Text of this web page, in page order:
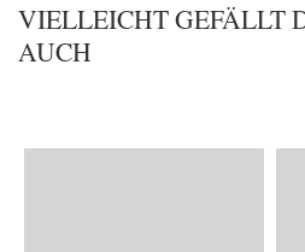
VIELLEICHT GEFÄLLT
AUCH